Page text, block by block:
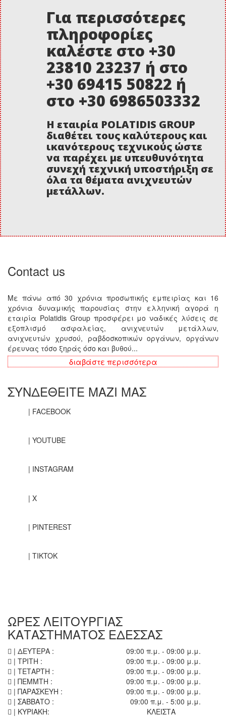
Για περισσότερες
πληροφορίες
καλέστε στο +30
23810 23237 ή στο
+30 69415 50822 ή
στο +30 6986503332
Η εταιρία POLATIDIS GROUP
διαθέτει τους καλύτερους και
ικανότερους τεχνικούς ώστε
να παρέχει με υπευθυνότητα
συνεχή τεχνική υποστήριξη σε
όλα τα θέματα ανιχνευτών
μετάλλων.
Contact us
Με πάνω από 30 χρόνια προσωπικής εμπειρίας και 16
χρόνια δυναμικής παρουσίας στην ελληνική αγορά η
εταιρία Polatidis Group προσφέρει μο ναδικές λύσεις σε
εξοπλισμό ασφαλείας, ανιχνευτών μετάλλων,
ανιχνευτών χρυσού, ραβδοσκοπικών οργάνων, οργάνων
έρευνας τόσο ξηράς όσο και βυθού...
διαβάστε περισσότερα
ΣΥΝΔΕΘΕΙΤΕ ΜΑΖΙ ΜΑΣ
| FACEBOOK
| YOUTUBE
| INSTAGRAM
| X
| PINTEREST
| TIKTOK
ΩΡΕΣ ΛΕΙΤΟΥΡΓΙΑΣ
ΚΑΤΑΣΤΗΜΑΤΟΣ ΕΔΕΣΣΑΣ
| ΔΕΥΤΕΡΑ :
09:00 π.μ. - 09:00 μ.μ.
| ΤΡΙΤΗ :
09:00 π.μ. - 09:00 μ.μ.
| ΤΕΤΑΡΤΗ :
09:00 π.μ. - 09:00 μ.μ.
| ΠΕΜΜΤΗ :
09:00 π.μ. - 09:00 μ.μ.
| ΠΑΡΑΣΚΕΥΗ :
09:00 π.μ. - 09:00 μ.μ.
| ΣΑΒΒΑΤΟ :
09:00 π.μ. - 5:00 μ.μ.
| ΚΥΡΙΑΚΗ:
ΚΛΕΙΣΤΑ